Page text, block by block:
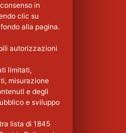
MI 1427008
in
clic su
alla pagina.
autorizzazioni
limitati,
misurazione
e degli
e sviluppo
lista di 1845